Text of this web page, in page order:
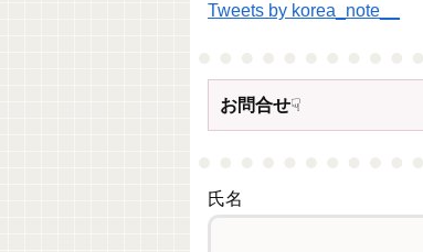
Tweets by korea_note__
お問合せ☟
氏名